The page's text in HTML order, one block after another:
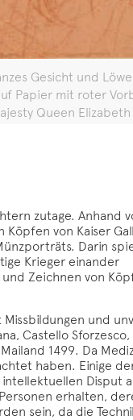
Gesicht und
Papier mit roter
Queen Elizabeth
zutage. Anhand
von Kaiser
Darin
Krieger einander
Zeichnen von
und
Castello Sforzesco,
1499. Da
haben. Einige
Disput
erhalten,
sein, da die